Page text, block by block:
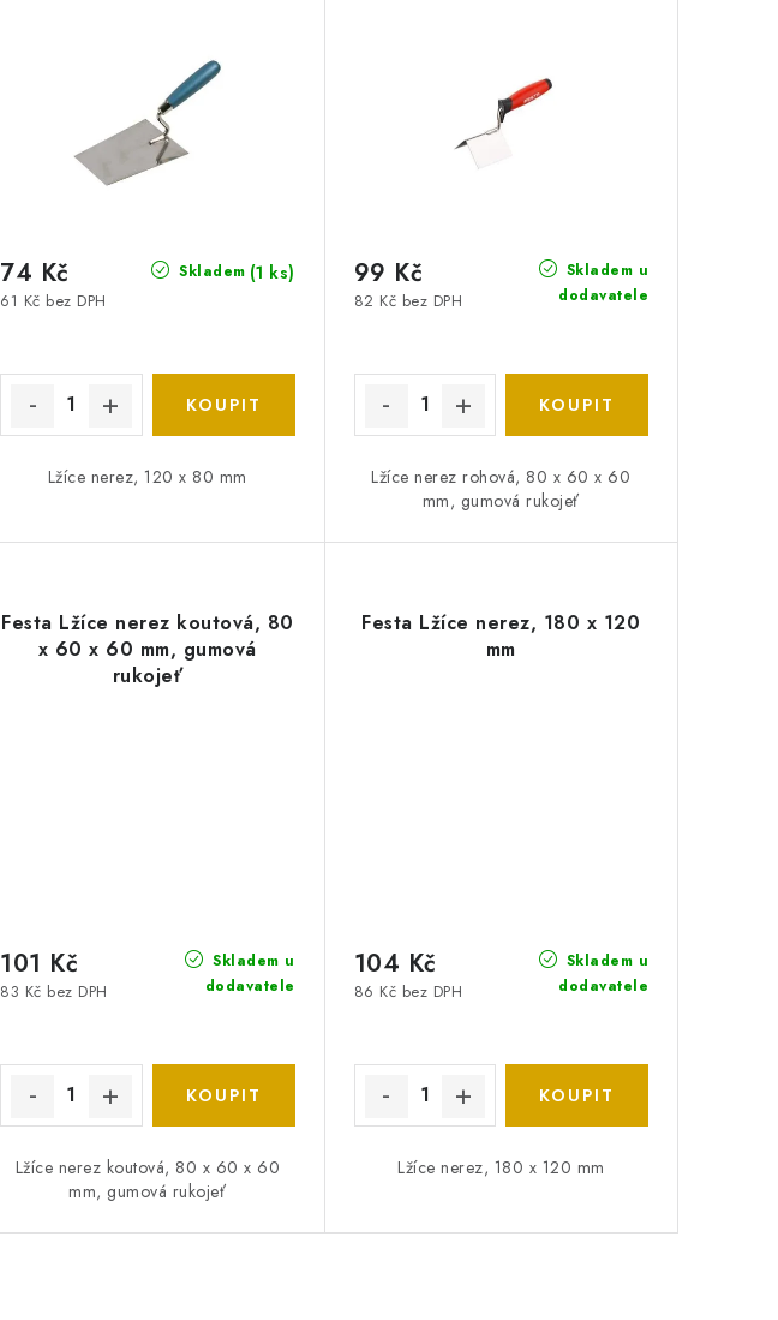
Skladem (1 ks)
61 Kč bez DPH
74 Kč
Lžíce nerez, 120 x 80 mm
Skladem u
dodavatele
82 Kč bez DPH
99 Kč
Lžíce nerez rohová, 80 x 60 x 60
mm, gumová rukojeť
Festa Lžíce nerez koutová, 80
x 60 x 60 mm, gumová
rukojeť
Skladem u
dodavatele
83 Kč bez DPH
101 Kč
Lžíce nerez koutová, 80 x 60 x 60
mm, gumová rukojeť
Festa Lžíce nerez, 180 x 120
mm
Skladem u
dodavatele
86 Kč bez DPH
104 Kč
Lžíce nerez, 180 x 120 mm